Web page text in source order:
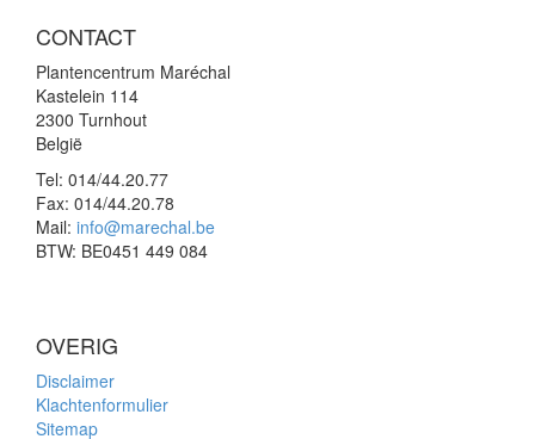
CONTACT
Plantencentrum Maréchal
Kastelein 114
2300 Turnhout
België
Tel: 014/44.20.77
Fax: 014/44.20.78
Mail: info@marechal.be
BTW: BE0451 449 084
OVERIG
Disclaimer
Klachtenformulier
Sitemap